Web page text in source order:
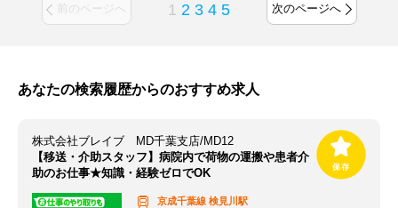
前のページへ 1 2 3 4 5 次のページへ
あなたの検索履歴からのおすすめ求人
株式会社ブレイブ MD千葉支店/MD12
【移送・介助スタッフ】病院内で荷物の運搬や患者介
助のお仕事★知識・経験ゼロでOK
京成千葉線 検見川駅